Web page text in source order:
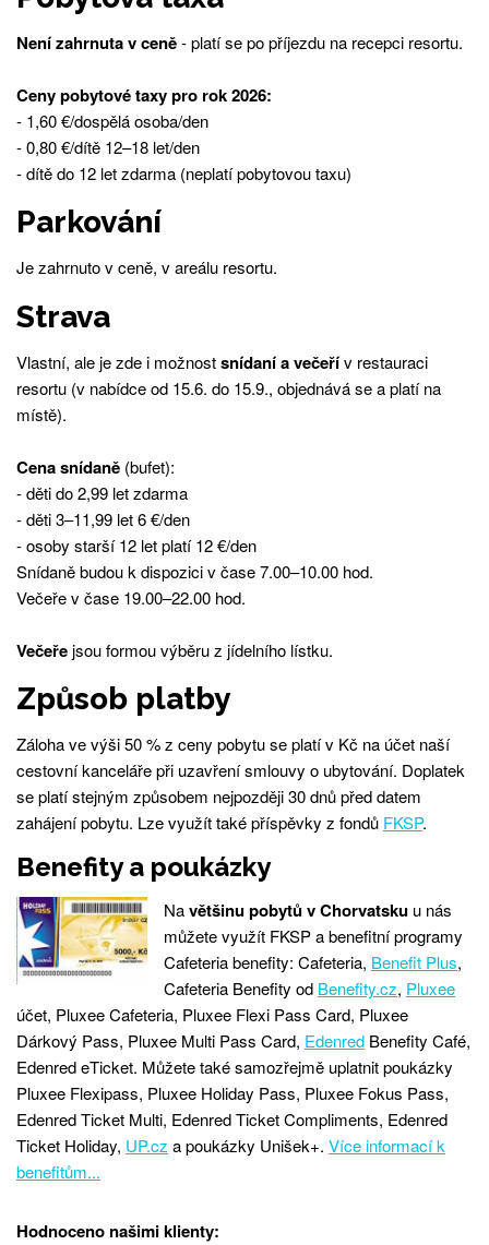
Není zahrnuta v ceně- platí se po příjezdu na recepci resortu.
Ceny pobytové taxy pro rok 2026:
- 1,60 €/dospělá osoba/den
- 0,80 €/dítě 12–18 let/den
- dítě do 12 let zdarma (neplatí pobytovou taxu)
Parkování
Je zahrnuto v ceně, v areálu resortu.
Strava
Vlastní, ale je zde i možnostsnídaní a večeřív restauraci
resortu (v nabídce od 15.6. do 15.9., objednává se a platí na
místě).
Cena snídaně (bufet):
- děti do 2,99 let zdarma
- děti 3–11,99 let 6 €/den
- osoby starší 12 let platí 12 €/den
Snídaně budou k dispozici v čase 7.00–10.00 hod.
Večeře v čase 19.00–22.00 hod.
Večeřejsou formou výběru z jídelního lístku.
Způsob platby
Záloha ve výši 50 % z ceny pobytu se platí v Kč na účet naší
cestovní kanceláře při uzavření smlouvy o ubytování. Doplatek
se platí stejným způsobem nejpozději 30 dnů před datem
zahájení pobytu. Lze využít také příspěvky z fondů FKSP.
Benefity a poukázky
Navětšinu pobytů v Chorvatsku u nás
můžete využít FKSP a benefitní programy
Cafeteria benefity: Cafeteria, Benefit Plus,
Cafeteria Benefity od Benefity.cz, Pluxee
účet, Pluxee Cafeteria, Pluxee Flexi Pass Card, Pluxee
Dárkový Pass, Pluxee Multi Pass Card, Edenred Benefity Café,
Edenred eTicket. Můžete také samozřejmě uplatnit poukázky
Pluxee Flexipass, Pluxee Holiday Pass, Pluxee Fokus Pass,
Edenred Ticket Multi, Edenred Ticket Compliments, Edenred
Ticket Holiday, UP.cz a poukázky Unišek+. Více informací k
benefitům...
Hodnoceno našimi klienty: